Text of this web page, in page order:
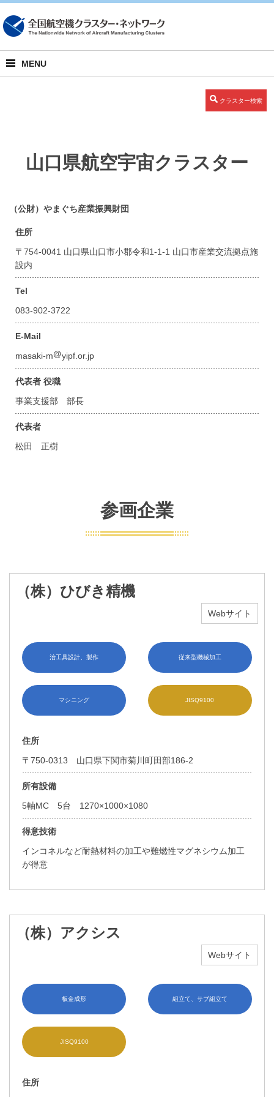
MENU
クラスター検索
山口県航空宇宙クラスター
（公財）やまぐち産業振興財団
住所
〒754-0041 山口県山口市小郡令和1-1-1 山口市産業交流拠点施
設内
Tel
083-902-3722
E-Mail
masaki-m
yipf.or.jp
代表者 役職
事業支援部 部長
代表者
松田 正樹
参画企業
（株）ひびき精機
Webサイト
治工具設計、製作 従来型機械加工
マシニング JISQ9100
住所
〒750-0313 山口県下関市菊川町田部186-2
所有設備
5軸MC 5台 1270×1000×1080
得意技術
インコネルなど耐熱材料の加工や難燃性マグネシウム加工
が得意
（株）アクシス
Webサイト
板金成形 組立て、サブ組立て
JISQ9100
住所